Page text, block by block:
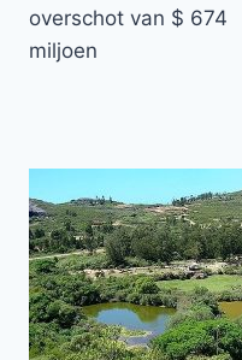
overschot van $ 674
miljoen